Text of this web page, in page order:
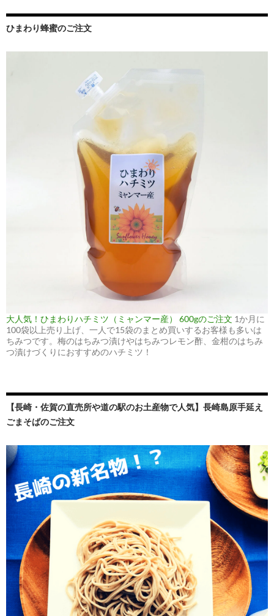
ひまわり蜂蜜のご注文
大人気！ひまわりハチミツ（ミャンマー産） 600gのご注文 1か月に
100袋以上売り上げ、一人で15袋のまとめ買いするお客様も多いは
ちみつです。梅のはちみつ漬けやはちみつレモン酢、金柑のはちみ
つ漬けづくりにおすすめのハチミツ！
【長崎・佐賀の直売所や道の駅のお土産物で人気】長崎島原手延え
ごまそばのご注文